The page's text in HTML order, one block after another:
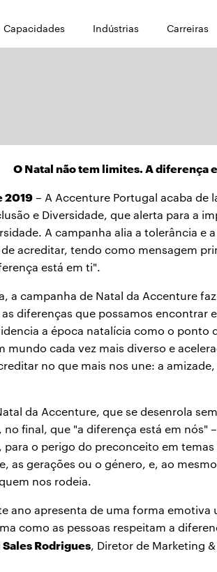
Capacidades Indústrias Carreiras
O Natal não tem limites. A diferença
2019– A Accenture Portugal acaba de
e Diversidade, que alerta para a
A campanha alia a tolerância e
acreditar, tendo como mensagem
está em ti".
a campanha de Natal da Accenture
diferenças que possamos encontrar
a época natalícia como o ponto
mundo cada vez mais diverso e
no que mais nos une: a
da Accenture, que se desenrola
final, que "a diferença está em nós"
o perigo do preconceito em
as gerações ou o género, e, ao
nos rodeia.
ano apresenta de uma forma
como as pessoas respeitam a
Sales Rodrigues, Diretor de Marketing